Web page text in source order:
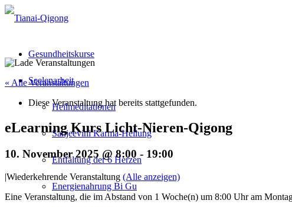
Gesundheitskurse
Seelenarbeit
Heilmeditationen
Sanjeevini Karma-Heilung
Entfaltung der 6 Herzen
Energienahrung Bi Gu
« Alle Veranstaltungen
Diese Veranstaltung hat bereits stattgefunden.
eLearning Kurs Licht-Nieren-Qigong
10. November 2025 @ 8:00 - 19:00
|Wiederkehrende Veranstaltung (Alle anzeigen)
Eine Veranstaltung, die im Abstand von 1 Woche(n) um 8:00 Uhr am